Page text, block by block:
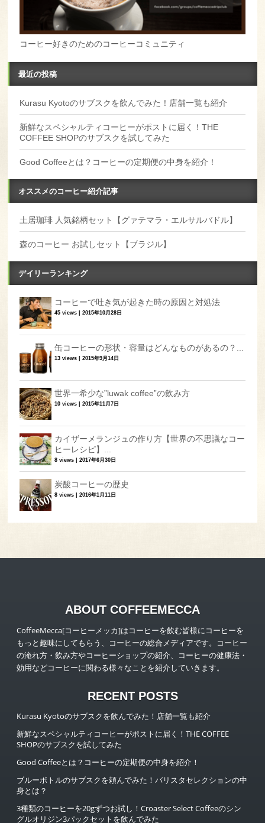
コーヒー好きのためのコーヒーコミュニティ
最近の投稿
Kurasu Kyotoのサブスクを飲んでみた！店舗一覧も紹介
新鮮なスペシャルティコーヒーがポストに届く！THE
COFFEE SHOPのサブスクを試してみた
Good Coffeeとは？コーヒーの定期便の中身を紹介！
オススメのコーヒー紹介記事
土居珈琲 人気銘柄セット【グァテマラ・エルサルバドル】
森のコーヒー お試しセット【ブラジル】
デイリーランキング
コーヒーで吐き気が起きた時の原因と対処法
45 views |2015年10月28日
缶コーヒーの形状・容量はどんなものがあるの？...
13 views |2015年9月14日
世界一希少な”luwak coffee”の飲み方
10 views |2015年11月7日
カイザーメランジュの作り方【世界の不思議なコー
ヒーレシピ】...
8 views |2017年6月30日
炭酸コーヒーの歴史
8 views |2016年1月11日
ABOUT COFFEEMECCA
CoffeeMecca[コーヒーメッカ]はコーヒーを飲む皆様にコーヒーを
もっと趣味にしてもらう、コーヒーの総合メディアです。コーヒー
の淹れ方・飲み方やコーヒーショップの紹介、コーヒーの健康法・
効用などコーヒーに関わる様々なことを紹介していきます。
RECENT POSTS
Kurasu Kyotoのサブスクを飲んでみた！店舗一覧も紹介
新鮮なスペシャルティコーヒーがポストに届く！THE COFFEE
SHOPのサブスクを試してみた
Good Coffeeとは？コーヒーの定期便の中身を紹介！
ブルーボトルのサブスクを頼んでみた！バリスタセレクションの中
身とは？
3種類のコーヒーを20gずつお試し！Croaster Select Coffeeのシン
グルオリジン3パックセットを飲んでみた